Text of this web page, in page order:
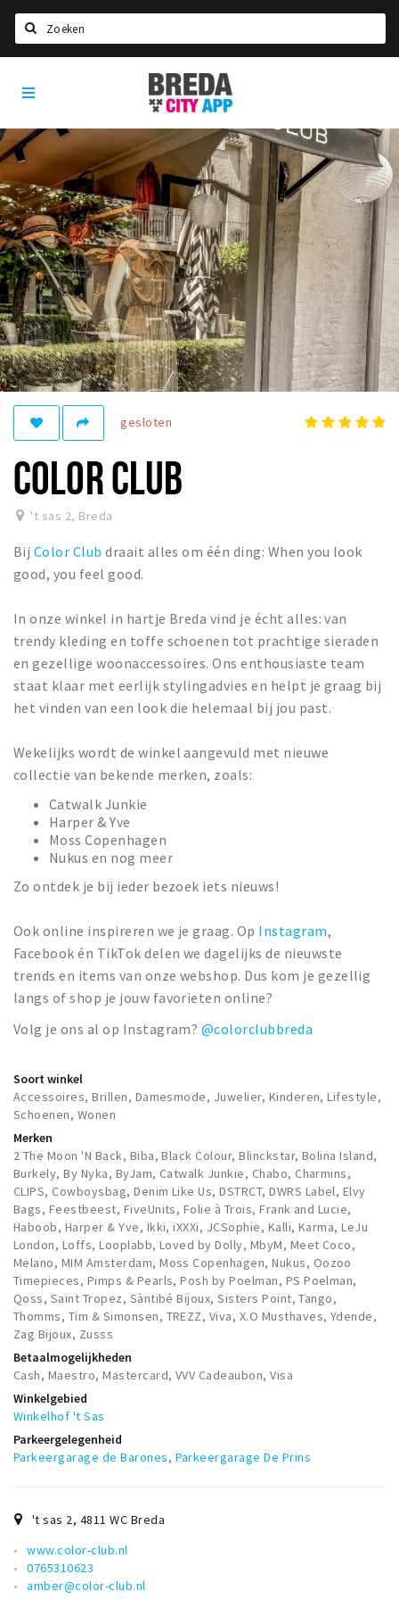
Home
Agenda
Deals
Party pics
Nieuws, interviews & blogs
Eten
Drinken
Slapen
Recreatief
Winkels
Winkelgebieden
Bezienswaardigheden
Musea, theaters & podia
Uitjes & activiteiten
Toeristische routes
Natuurgebieden
Baroniepoorten
Sport
Privacy
Inloggen
Breda
City
App
gesloten
COLOR CLUB
't sas 2, Breda
Bij Color Club draait alles om één ding: When you look
good, you feel good.
In onze winkel in hartje Breda vind je écht alles: van
trendy kleding en toffe schoenen tot prachtige sieraden
en gezellige woonaccessoires. Ons enthousiaste team
staat klaar met eerlijk stylingadvies en helpt je graag bij
het vinden van een look die helemaal bij jou past.
Wekelijks wordt de winkel aangevuld met nieuwe
collectie van bekende merken, zoals:
Catwalk Junkie
Harper & Yve
Moss Copenhagen
Nukus en nog meer
Zo ontdek je bij ieder bezoek iets nieuws!
Ook online inspireren we je graag. Op Instagram,
Facebook én TikTok delen we dagelijks de nieuwste
trends en items van onze webshop. Dus kom je gezellig
langs of shop je jouw favorieten online?
Volg je ons al op Instagram? @colorclubbreda
Soort winkel
Accessoires, Brillen, Damesmode, Juwelier, Kinderen, Lifestyle,
Schoenen, Wonen
Merken
2 The Moon 'N Back, Biba, Black Colour, Blinckstar, Bolina Island,
Burkely, By Nyka, ByJam, Catwalk Junkie, Chabo, Charmins,
CLIPS, Cowboysbag, Denim Like Us, DSTRCT, DWRS Label, Elvy
Bags, Feestbeest, FiveUnits, Folie à Trois, Frank and Lucie,
Haboob, Harper & Yve, Ikki, iXXXi, JCSophie, Kalli, Karma, LeJu
London, Loffs, Looplabb, Loved by Dolly, MbyM, Meet Coco,
Melano, MIM Amsterdam, Moss Copenhagen, Nukus, Oozoo
Timepieces, Pimps & Pearls, Posh by Poelman, PS Poelman,
Qoss, Saint Tropez, Sàntibé Bijoux, Sisters Point, Tango,
Thomms, Tim & Simonsen, TREZZ, Viva, X.O Musthaves, Ydende,
Zag Bijoux, Zusss
Betaalmogelijkheden
Cash, Maestro, Mastercard, VVV Cadeaubon, Visa
Winkelgebied
Winkelhof 't Sas
Parkeergelegenheid
Parkeergarage de Barones, Parkeergarage De Prins
't sas 2, 4811 WC Breda
www.color-club.nl
0765310623
amber@color-club.nl